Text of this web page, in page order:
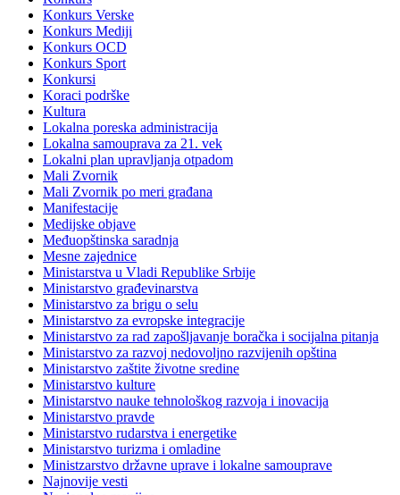
Konkurs Verske
Konkurs Mediji
Konkurs OCD
Konkurs Sport
Konkursi
Koraci podrške
Kultura
Lokalna poreska administracija
Lokalna samouprava za 21. vek
Lokalni plan upravljanja otpadom
Mali Zvornik
Mali Zvornik po meri građana
Manifestacije
Medijske objave
Međuopštinska saradnja
Mesne zajednice
Ministarstva u Vladi Republike Srbije
Ministarstvo građevinarstva
Ministarstvo za brigu o selu
Ministarstvo za evropske integracije
Ministarstvo za rad zapošljavanje boračka i socijalna pitanja
Ministarstvo za razvoj nedovoljno razvijenih opština
Ministarstvo zaštite životne sredine
Ministarstvo kulture
Ministarstvo nauke tehnološkog razvoja i inovacija
Ministarstvo pravde
Ministarstvo rudarstva i energetike
Ministarstvo turizma i omladine
Ministzarstvo državne uprave i lokalne samouprave
Najnovije vesti